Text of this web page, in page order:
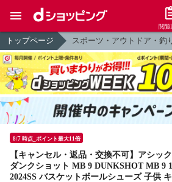
閲
トップページ スポーツ・アウトドア・釣
8/7 時点_ポイント最大11倍
【キャンセル・返品・交換不可】アシッ
ダンクショット MB 9 DUNKSHOT MB 9
2024SS バスケットボールシューズ 子供